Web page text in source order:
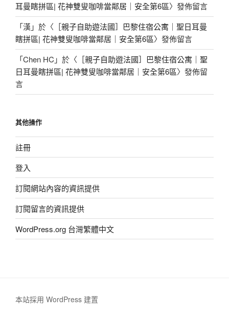
耳曼瞎拼區| 花神雙叟咖啡當鄰居｜安全第6區〉發佈留言
「漢」於〈 ［親子自助遊法國］巴黎住宿公寓｜聖日耳曼
瞎拼區| 花神雙叟咖啡當鄰居｜安全第6區〉發佈留言
「Chen HC 」於〈 ［親子自助遊法國］巴黎住宿公寓｜聖
日耳曼瞎拼區| 花神雙叟咖啡當鄰居｜安全第6區〉發佈留
言
其他操作
註冊
登入
訂閱網站內容的資訊提供
訂閱留言的資訊提供
WordPress.org 台灣繁體中文
本站採用 WordPress 建置